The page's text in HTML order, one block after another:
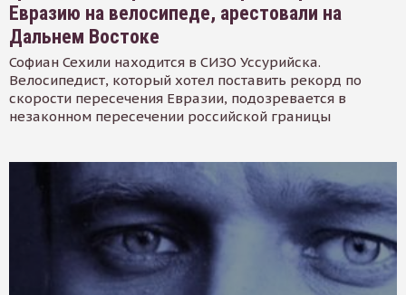
Евразию на велосипеде, арестовали на
Дальнем Востоке
Софиан Сехили находится в СИЗО Уссурийска.
Велосипедист, который хотел поставить рекорд по
скорости пересечения Евразии, подозревается в
незаконном пересечении российской границы